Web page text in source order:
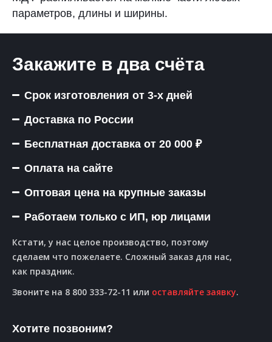
параметров, длины и ширины.
Закажите в два счёта
Срок изготовления от 3-х дней
Доставка по России
Бесплатная доставка от 20 000 ₽
Оплата на сайте
Оптовая цена на крупные заказы
Работаем только с ИП, юр лицами
Кстати, у нас целое производство, поэтому
сделаем что пожелаете. Сложный заказ для нас,
как праздник.
Звоните на 8 800 333-72-11 или оставляйте заявку.
Хотите позвоним?